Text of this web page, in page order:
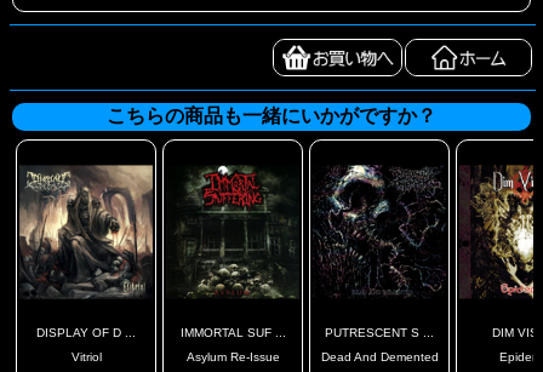
こちらの商品も一緒にいかがですか？
DISPLAY OF D ...
Vitriol
IMMORTAL SUF ...
Asylum Re-Issue
PUTRESCENT S ...
Dead And Demented
DIM